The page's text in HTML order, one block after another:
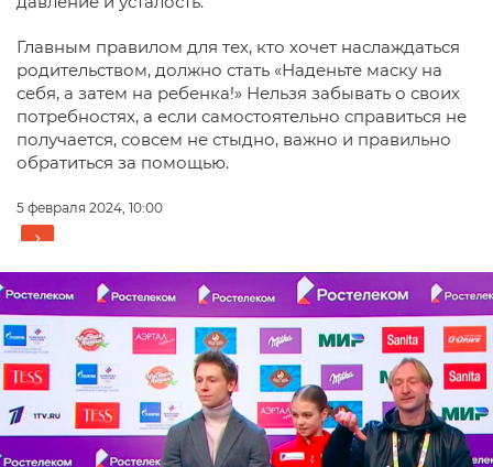
Главным правилом для тех, кто хочет наслаждаться
родительством, должно стать «Наденьте маску на
себя, а затем на ребенка!» Нельзя забывать о своих
потребностях, а если самостоятельно справиться не
получается, совсем не стыдно, важно и правильно
обратиться за помощью.
5 февраля 2024, 10:00